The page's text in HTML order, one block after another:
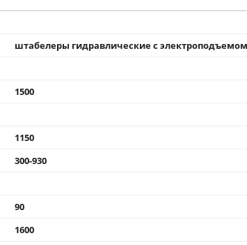
штабелеры гидравлические с электроподъемом
1500
1150
300-930
90
1600